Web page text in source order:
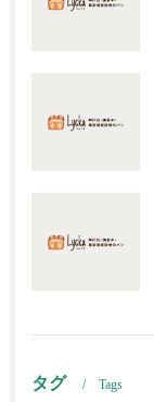
タグ Tags